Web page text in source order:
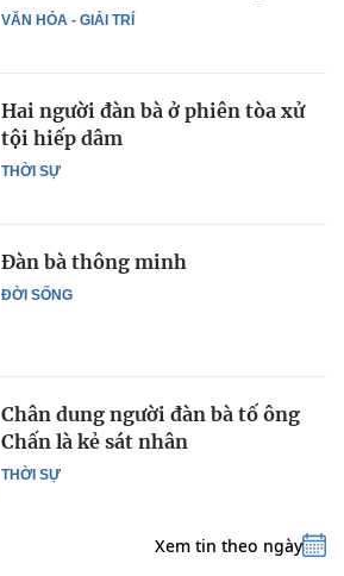
VĂN HÓA - GIẢI TRÍ
THỜI SỰ
Hai người đàn bà ở phiên tòa xử
tội hiếp dâm
ĐỜI SỐNG
Đàn bà thông minh
THỜI SỰ
Chân dung người đàn bà tố ông
Chấn là kẻ sát nhân
Xem tin theo ngày